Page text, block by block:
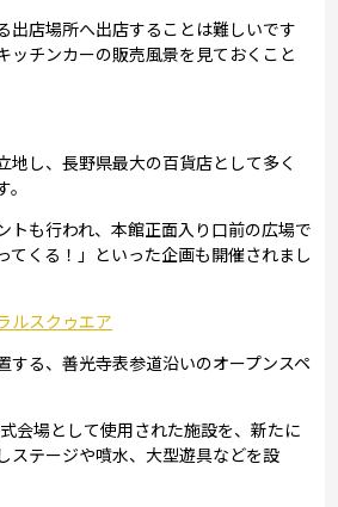
出店場所へ出店することは難しいです
ッチンカーの販売風景を見ておくこと
地し、長野県最大の百貨店として多く
トも行われ、本館正面入り口前の広場で
てくる！」といった企画も開催されまし
ルスクゥエア
する、善光寺表参道沿いのオープンスペ
会場として使用された施設を、新たに
ステージや噴水、大型遊具などを設